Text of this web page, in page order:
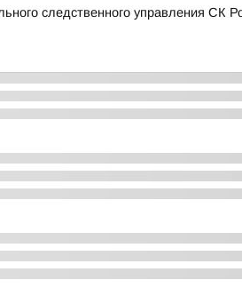
следственного управления СК